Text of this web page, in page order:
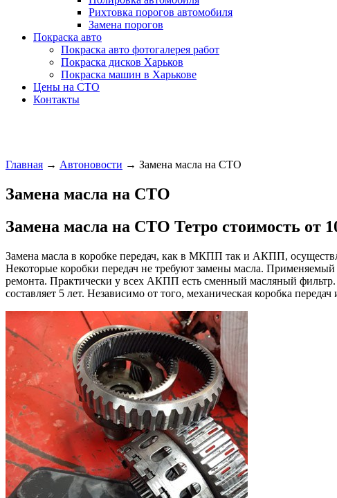
Рихтовка порогов автомобиля
Замена порогов
Покраска авто
Покраска авто фотогалерея работ
Покраска дисков Харьков
Покраска машин в Харькове
Цены на СТО
Контакты
Главная → Автоновости → Замена масла на СТО
Замена масла на СТО
Замена масла на СТО Тетро стоимость от
Замена масла в коробке передач, как в МКПП так и АКПП,
Некоторые коробки передач не требуют замены масла.
ремонта. Практически у всех АКПП есть сменный масляный
составляет 5 лет. Независимо от того, механическая коробка